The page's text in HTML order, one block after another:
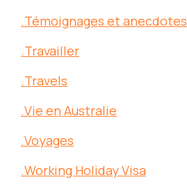
.Témoignages et anecdotes
.Travailler
.Travels
.Vie en Australie
.Voyages
.Working Holiday Visa